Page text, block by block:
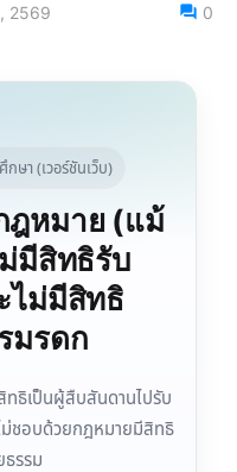
2569 0
กษา (เวอร์ชันเว็บ)
ฎหมาย (แม้
มีสิทธิรับ
ไม่มีสิทธิ
มรดก
ทธิเป็นผู้สืบสันดานไปรับ
ม่ชอบด้วยกฎหมายมีสิทธิ
ธรรม